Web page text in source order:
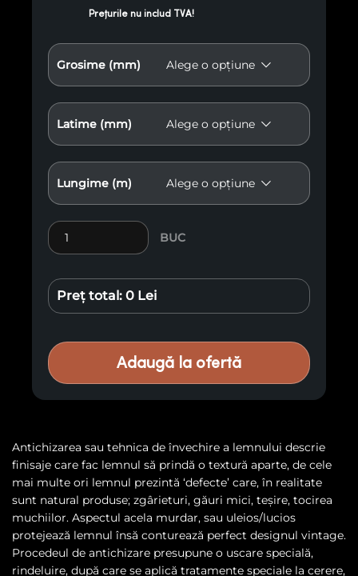
Prețurile nu includ TVA!
Grosime (mm)
Latime (mm)
Lungime (m)
Cantitate Căprior antichizat
BUC
Preț total: 0 Lei
Adaugă la ofertă
Antichizarea sau tehnica de învechire a lemnului descrie
finisaje care fac lemnul să prindă o textură aparte, de cele
mai multe ori lemnul prezintă ‘defecte’ care, în realitate
sunt natural produse; zgârieturi, găuri mici, teșire, tocirea
muchiilor. Aspectul acela murdar, sau uleios/lucios
protejează lemnul însă conturează perfect designul vintage.
Procedeul de antichizare presupune o uscare specială,
rindeluire, după care se aplică tratamente speciale la cerere,